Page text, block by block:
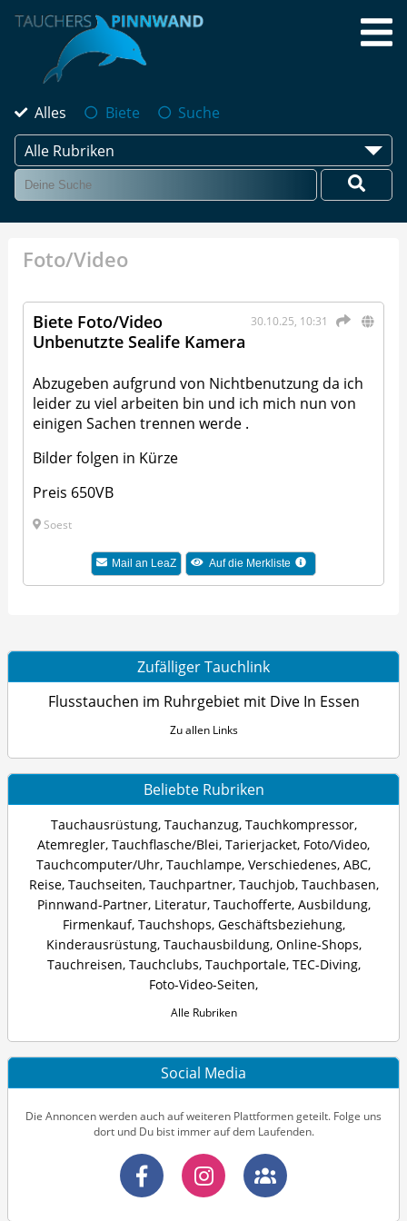
Alles Biete
Suche
Alle Rubriken
Foto/Video
30.10.25, 10:31
Biete Foto/Video
Unbenutzte Sealife Kamera
Abzugeben aufgrund von Nichtbenutzung da ich
leider zu viel arbeiten bin und ich mich nun von
einigen Sachen trennen werde .
Bilder folgen in Kürze
Preis 650VB
Soest
Mail an LeaZ Auf die Merkliste
Zufälliger Tauchlink
Flusstauchen im Ruhrgebiet mit Dive In Essen
Zu allen Links
Beliebte Rubriken
Tauchausrüstung, Tauchanzug, Tauchkompressor,
Atemregler, Tauchflasche/Blei, Tarierjacket, Foto/Video,
Tauchcomputer/Uhr, Tauchlampe, Verschiedenes, ABC,
Reise, Tauchseiten, Tauchpartner, Tauchjob, Tauchbasen,
Pinnwand-Partner, Literatur, Tauchofferte, Ausbildung,
Firmenkauf, Tauchshops, Geschäftsbeziehung,
Kinderausrüstung, Tauchausbildung, Online-Shops,
Tauchreisen, Tauchclubs, Tauchportale, TEC-Diving,
Foto-Video-Seiten,
Alle Rubriken
Social Media
Die Annoncen werden auch auf weiteren Plattformen geteilt. Folge uns
dort und Du bist immer auf dem Laufenden.